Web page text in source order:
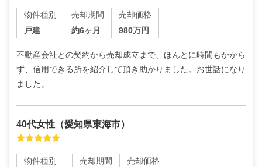
物件種別
戸建
売却期間
約6ヶ月
売却価格
980万円
不動産会社との契約から売却成立まで、ほんとに時間もかから
ず、信用できる所を紹介して頂き助かりました。お世話になり
ました。
40代女性 （愛知県東海市）
物件種別
売却期間
売却価格